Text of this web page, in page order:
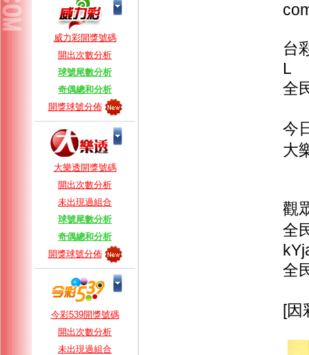
威力彩開獎號碼
開出次數分析
球號尾數分析
奇偶總和分析
開獎球號分佈
大樂透開獎號碼
開出次數分析
未出現過組合
球號尾數分析
奇偶總和分析
開獎球號分佈
今彩539開獎號碼
開出次數分析
未出現過組合
台
L
全
今
大
觀
全
全
[因